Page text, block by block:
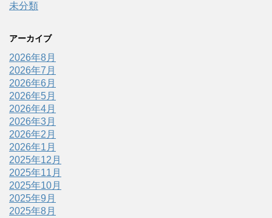
未分類
アーカイブ
2026年8月
2026年7月
2026年6月
2026年5月
2026年4月
2026年3月
2026年2月
2026年1月
2025年12月
2025年11月
2025年10月
2025年9月
2025年8月